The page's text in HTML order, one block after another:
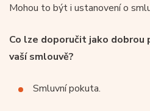
Mohou to být i ustanovení o
Co lze doporučit jako dobrou
vaší smlouvě?
Smluvní pokuta.